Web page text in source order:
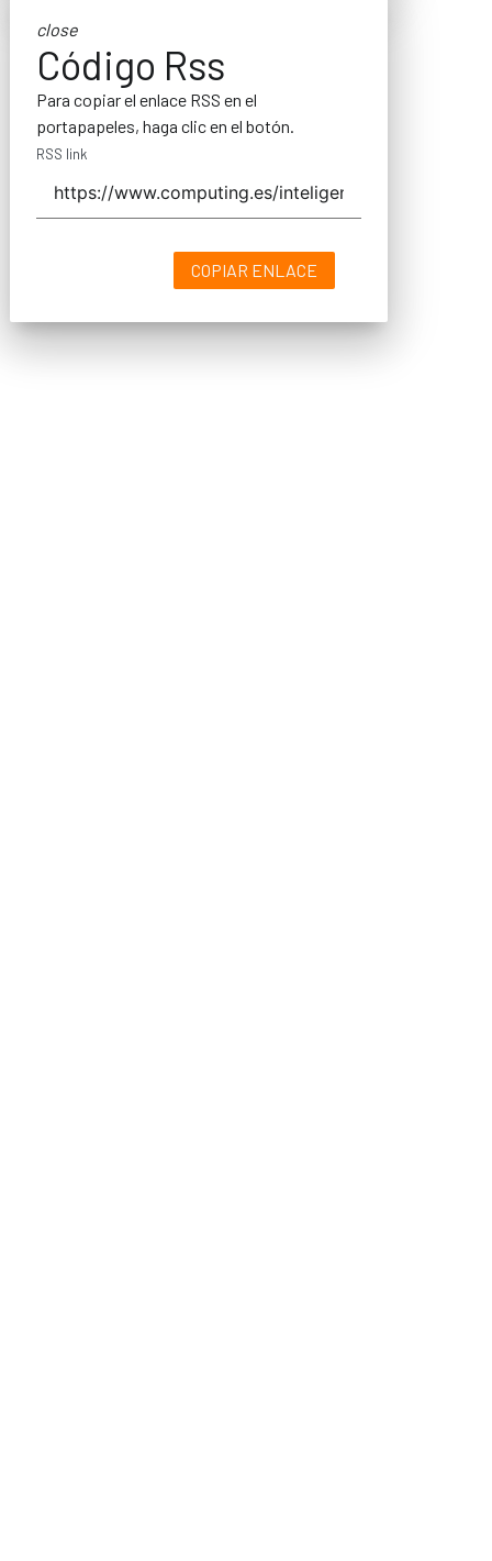
close
Código Rss
Para copiar el enlace RSS en el
portapapeles, haga clic en el botón.
RSS link
COPIAR ENLACE